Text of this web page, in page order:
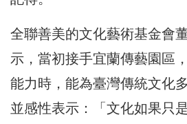
全聯善美的文化藝術基金會
示，當初接手宜蘭傳藝園區
能力時，能為臺灣傳統文化
並感性表示：「文化如果只